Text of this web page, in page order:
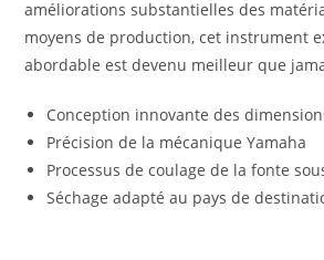
améliorations substantielles des
moyens de production, cet instrument
abordable est devenu meilleur que
Conception innovante des
Précision de la mécanique Yamaha
Processus de coulage de la fonte
Séchage adapté au pays de